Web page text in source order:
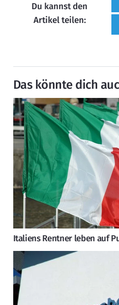
Du kannst den
Artikel teilen:
Das könnte dich
Italiens Rentner leben auf